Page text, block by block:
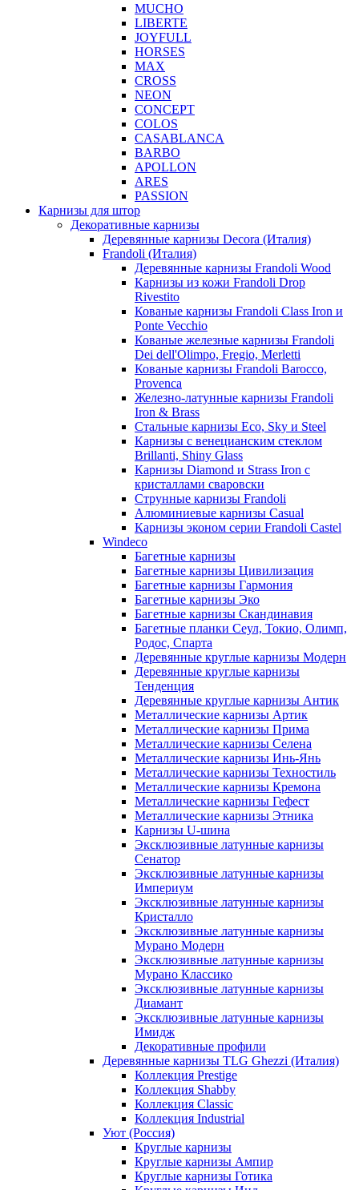
MUCHO
LIBERTE
JOYFULL
HORSES
MAX
CROSS
NEON
CONCEPT
COLOS
CASABLANCA
BARBO
APOLLON
ARES
PASSION
Карнизы для штор
Декоративные карнизы
Деревянные карнизы Decora (Италия)
Frandoli (Италия)
Деревянные карнизы Frandoli Wood
Карнизы из кожи Frandoli Drop
Rivestito
Кованые карнизы Frandoli Class Iron и
Ponte Vecchio
Кованые железные карнизы Frandoli
Dei dell'Olimpo, Fregio, Merletti
Кованые карнизы Frandoli Barocco,
Provenca
Железно-латунные карнизы Frandoli
Iron & Brass
Стальные карнизы Eco, Sky и Steel
Карнизы с венецианским стеклом
Brillanti, Shiny Glass
Карнизы Diamond и Strass Iron с
кристаллами сваровски
Струнные карнизы Frandoli
Алюминиевые карнизы Casual
Карнизы эконом серии Frandoli Castel
Windeco
Багетные карнизы
Багетные карнизы Цивилизация
Багетные карнизы Гармония
Багетные карнизы Эко
Багетные карнизы Скандинавия
Багетные планки Сеул, Токио, Олимп,
Родос, Спарта
Деревянные круглые карнизы Модерн
Деревянные круглые карнизы
Тенденция
Деревянные круглые карнизы Антик
Металлические карнизы Артик
Металлические карнизы Прима
Металлические карнизы Селена
Металлические карнизы Инь-Янь
Металлические карнизы Техностиль
Металлические карнизы Кремона
Металлические карнизы Гефест
Металлические карнизы Этника
Карнизы U-шина
Эксклюзивные латунные карнизы
Сенатор
Эксклюзивные латунные карнизы
Империум
Эксклюзивные латунные карнизы
Кристалло
Эксклюзивные латунные карнизы
Мурано Модерн
Эксклюзивные латунные карнизы
Мурано Классико
Эксклюзивные латунные карнизы
Диамант
Эксклюзивные латунные карнизы
Имидж
Декоративные профили
Деревянные карнизы TLG Ghezzi (Италия)
Коллекция Prestige
Коллекция Shabby
Коллекция Classic
Коллекция Industrial
Уют (Россия)
Круглые карнизы
Круглые карнизы Ампир
Круглые карнизы Готика